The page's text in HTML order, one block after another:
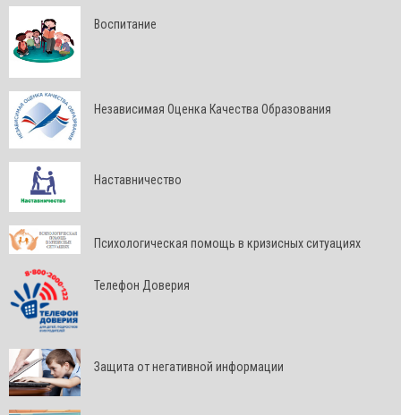
Воспитание
Независимая Оценка Качества Образования
Наставничество
Психологическая помощь в кризисных ситуациях
Телефон Доверия
Защита от негативной информации